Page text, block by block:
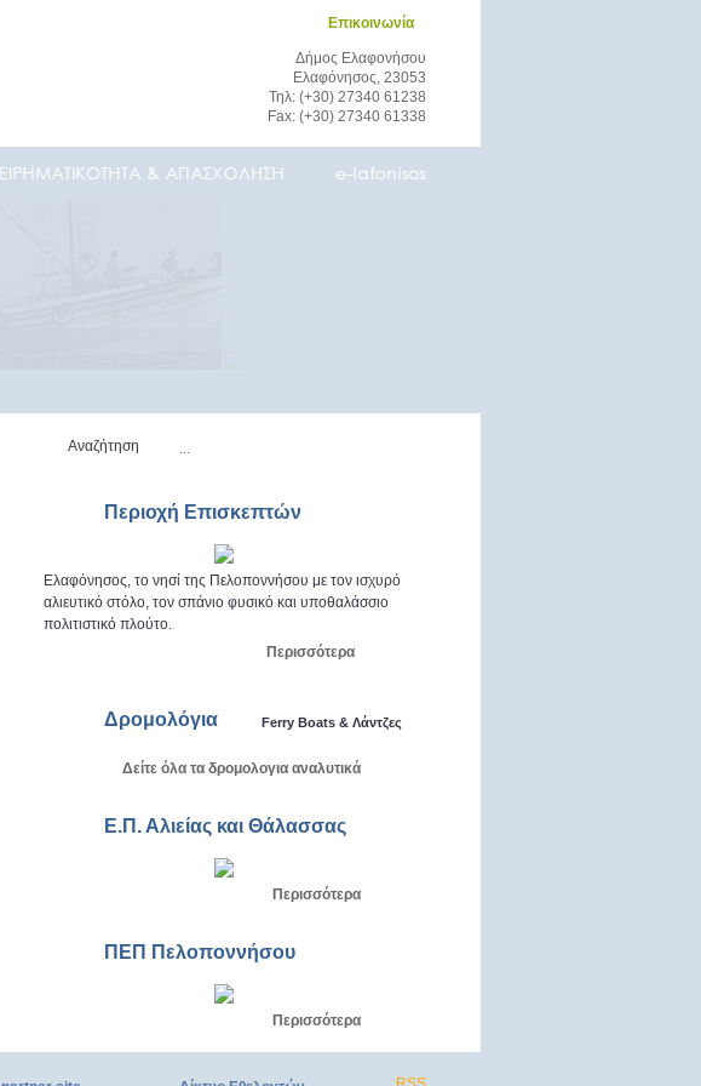
Επικοινωνία
Δήμος Ελαφονήσου
Ελαφόνησος, 23053
Τηλ: (+30) 27340 61238
Fax: (+30) 27340 61338
Αναζήτηση
Περιοχή Επισκεπτών
Ελαφόνησος, το νησί της Πελοποννήσου με τον ισχυρό
αλιευτικό στόλο, τον σπάνιο φυσικό και υποθαλάσσιο
πολιτιστικό πλούτο.
Περισσότερα
Δρομολόγια Ferry Boats & Λάντζες
Δείτε όλα τα δρομολογια αναλυτικά
Ε.Π. Αλιείας και Θάλασσας
Περισσότερα
ΠΕΠ Πελοποννήσου
Περισσότερα